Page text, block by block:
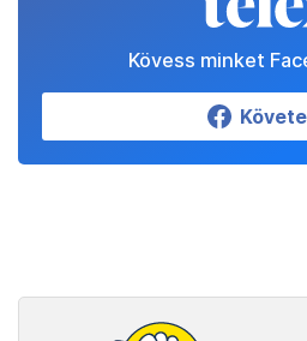
Kövess minket